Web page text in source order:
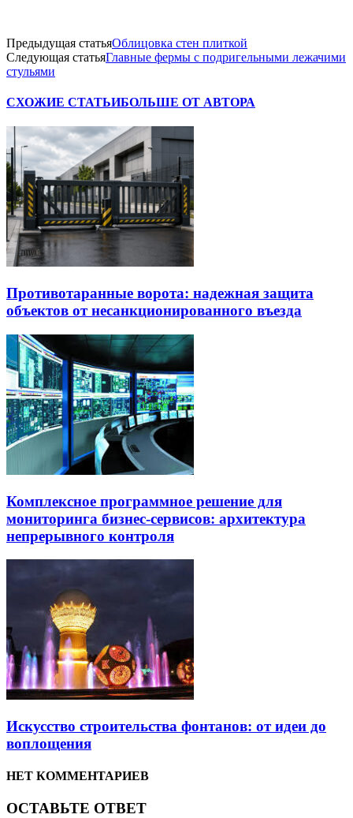
Предыдущая статьяОблицовка стен плиткой
Следующая статьяГлавные фермы с подригельными лежачими
стульями
СХОЖИЕ СТАТЬИБОЛЬШЕ ОТ АВТОРА
Противотаранные ворота: надежная защита
объектов от несанкционированного въезда
Комплексное программное решение для
мониторинга бизнес-сервисов: архитектура
непрерывного контроля
Искусство строительства фонтанов: от идеи до
воплощения
НЕТ КОММЕНТАРИЕВ
ОСТАВЬТЕ ОТВЕТ